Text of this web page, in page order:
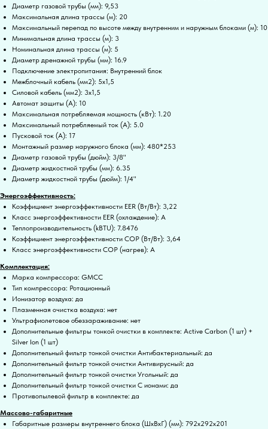
Диаметр газовой трубы (мм): 9,53
Максимальная длина трассы (м): 20
Максимальный перепад по высоте между внутренним и наружным блоками (м): 10
Минимальная длина трассы (м): 3
Номинальная длина трассы (м): 5
Диаметр дренажной трубы (мм): 16.9
Подключение электропитания: Внутренний блок
Межблочный кабель (мм2): 5x1,5
Силовой кабель (мм2): 3x1,5
Автомат защиты (А): 10
Максимальная потребляемая мощность (кВт): 1.20
Максимальный потребляемый ток (А): 5.0
Пусковой ток (А): 17
Монтажный размер наружного блока (мм): 480*253
Диаметр газовой трубы (дюйм): 3/8"
Диаметр жидкостной трубы (мм): 6.35
Диаметр жидкостной трубы (дюйм): 1/4"
Энергоэффективность:
Коэффициент энергоэффективности EER (Вт/Вт): 3,22
Класс энергоэффективности EER (охлаждение): A
Теплопроизводительность (kBTU): 7.8476
Коэффициент энергоэффективности COP (Вт/Вт): 3,64
Класс энергоэффективности COP (нагрев): A
Комплектация:
Марка компрессора: GMCC
Тип компрессора: Ротационный
Ионизатор воздуха: да
Плазменная очистка воздуха: нет
Ультрафиолетовое обеззараживание: нет
Дополнительные фильтры тонкой очистки в комплекте: Active Carbon (1 шт) +
Silver Ion (1 шт)
Дополнительный фильтр тонкой очистки Антибактериальный: да
Дополнительный фильтр тонкой очистки Антивирусный: да
Дополнительный фильтр тонкой очистки Угольный: да
Дополнительный фильтр тонкой очистки С ионами: да
Противопылевой фильтр в комплекте: да
Массово-габаритные
Габаритные размеры внутреннего блока (ШxВxГ) (мм): 792x292x201